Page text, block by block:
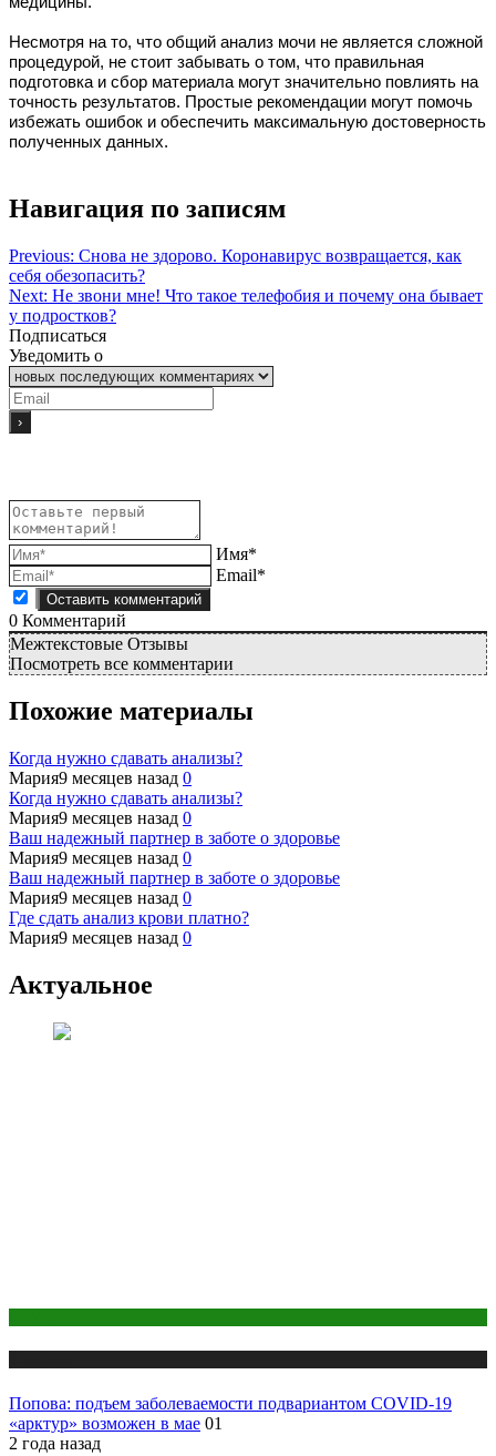
Несмотря на то, что общий анализ мочи не является сложной
процедурой, не стоит забывать о том, что правильная
подготовка и сбор материала могут значительно повлиять на
точность результатов. Простые рекомендации могут помочь
избежать ошибок и обеспечить максимальную достоверность
полученных данных.
Навигация по записям
Previous: Снова не здорово. Коронавирус возвращается, как
себя обезопасить?
Next: Не звони мне! Что такое телефобия и почему она бывает
у подростков?
Подписаться
Уведомить о
Имя*
Email*
0 Комментарий
Межтекстовые Отзывы
Посмотреть все комментарии
Похожие материалы
Когда нужно сдавать анализы?
Мария9 месяцев назад 0
Когда нужно сдавать анализы?
Мария9 месяцев назад 0
Ваш надежный партнер в заботе о здоровье
Мария9 месяцев назад 0
Ваш надежный партнер в заботе о здоровье
Мария9 месяцев назад 0
Где сдать анализ крови платно?
Мария9 месяцев назад 0
Актуальное
Попова: подъем заболеваемости подвариантом COVID-19
«арктур» возможен в мае 01
2 года назад